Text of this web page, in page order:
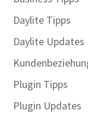
Daylite Tipps
Daylite Updates
Plugin Tipps
Plugin Updates